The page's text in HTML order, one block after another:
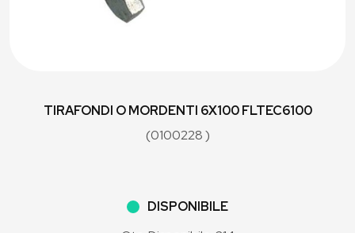
TIRAFONDI O MORDENTI 6X100 FLTEC6100
(0100228 )
DISPONIBILE